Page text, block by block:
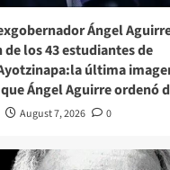
Ángel
los 43 estudiantes de
última
Ángel Aguirre ordenó
August 7, 2026 0